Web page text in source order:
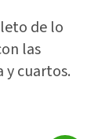
de lo
las
y cuartos.